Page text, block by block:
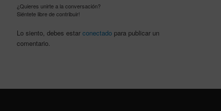
¿Quieres unirte a la conversación?
Siéntete libre de contribuir!
Lo siento, debes estar conectadopara publicar un
comentario.